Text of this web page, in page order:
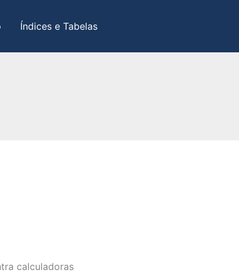
Índices e Tabelas
calculadoras